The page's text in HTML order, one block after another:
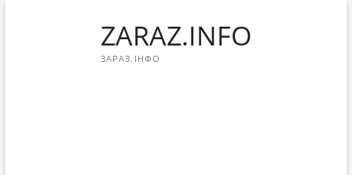
ZARAZ.INFO
ЗАРАЗ.ІНФО